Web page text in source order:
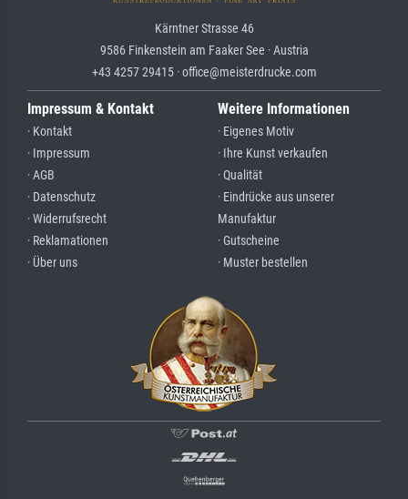
Kärntner Strasse 46
9586 Finkenstein am Faaker See · Austria
+43 4257 29415 · office@meisterdrucke.com
Impressum & Kontakt
· Kontakt
· Impressum
· AGB
· Datenschutz
· Widerrufsrecht
· Reklamationen
· Über uns
Weitere Informationen
· Eigenes Motiv
· Ihre Kunst verkaufen
· Qualität
· Eindrücke aus unserer
Manufaktur
· Gutscheine
· Muster bestellen